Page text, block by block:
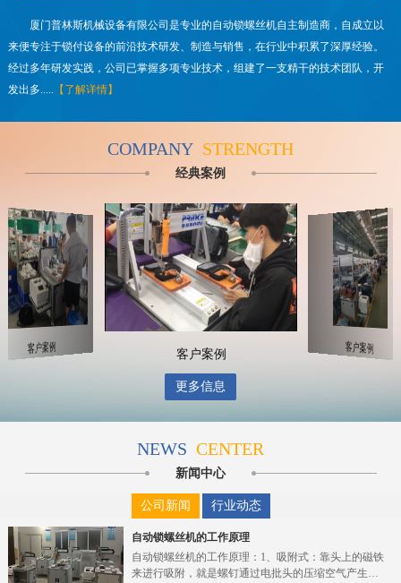
厦门普林斯机械设备有限公司是专业的自动锁螺丝机自主制造商，自成立以
来便专注于锁付设备的前沿技术研发、制造与销售，在行业中积累了深厚经验。
经过多年研发实践，公司已掌握多项专业技术，组建了一支精干的技术团队，开
发出多.....
【了解详情】
COMPANY STRENGTH
经典案例
客户案例 客户案例 客户案例
更多信息
NEWS CENTER
新闻中心
公司新闻 行业动态
自动锁螺丝机的工作原理
自动锁螺丝机的工作原理：1、吸附式：靠头上的磁铁
来进行吸附，就是螺钉通过电批头的压缩空气产生的